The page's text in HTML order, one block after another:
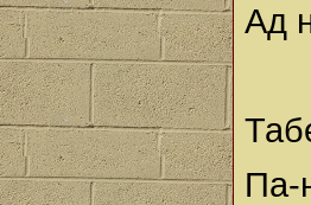
Ад
Па-